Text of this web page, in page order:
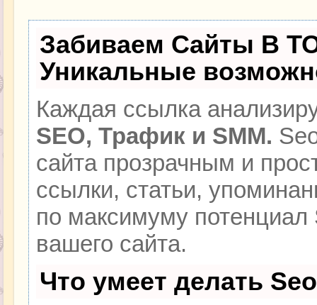
Забиваем Сайты В
Уникальные
Каждая ссылка
SEO, Трафик и SMM.
сайта прозрачным и
ссылки, статьи,
по максимуму
вашего сайта.
Что умеет делать